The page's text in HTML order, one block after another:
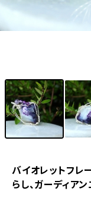
バイオレットフ
らし、ガーディア